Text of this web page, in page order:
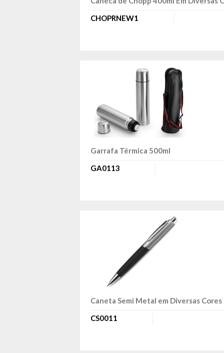
CHOPRNEW1
Garrafa Térmica 500ml
GA0113
Caneta Semi Metal em Diversas Cores
CS0011